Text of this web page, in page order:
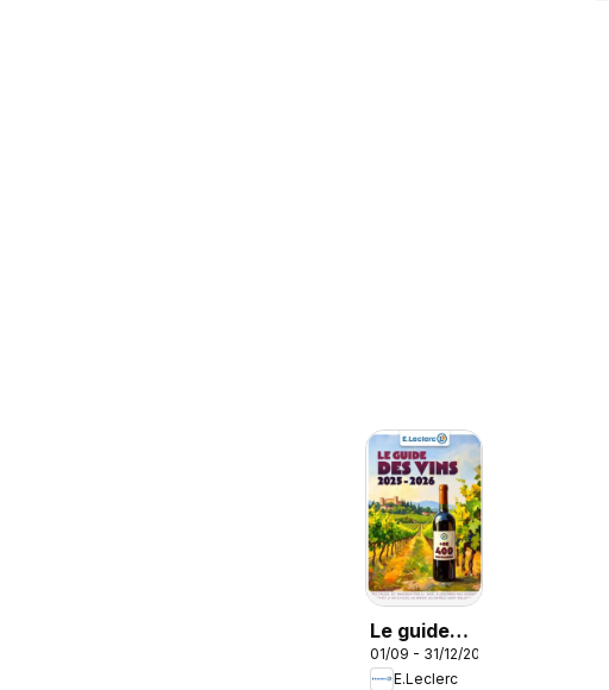
Le guide
des vins
01/09 - 31/12/2026
E.Leclerc